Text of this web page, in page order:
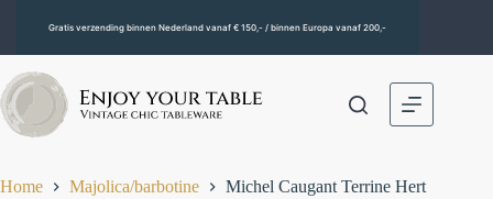
Gratis verzending binnen Nederland vanaf € 150,- / binnen Europa vanaf 200,-
Home Majolica/barbotine Michel Caugant Terrine Hert